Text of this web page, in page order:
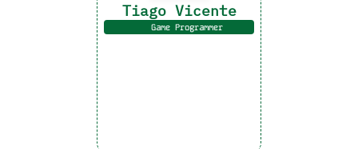
Tiago Vicente
Game Programmer